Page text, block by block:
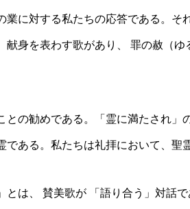
に対する私たちの応答である。そ
献身を表わす歌があり、 罪の赦（
の勧めである。「霊に満たされ」
ある。私たちは礼拝において、聖
とは、 賛美歌が 「語り合う」対話